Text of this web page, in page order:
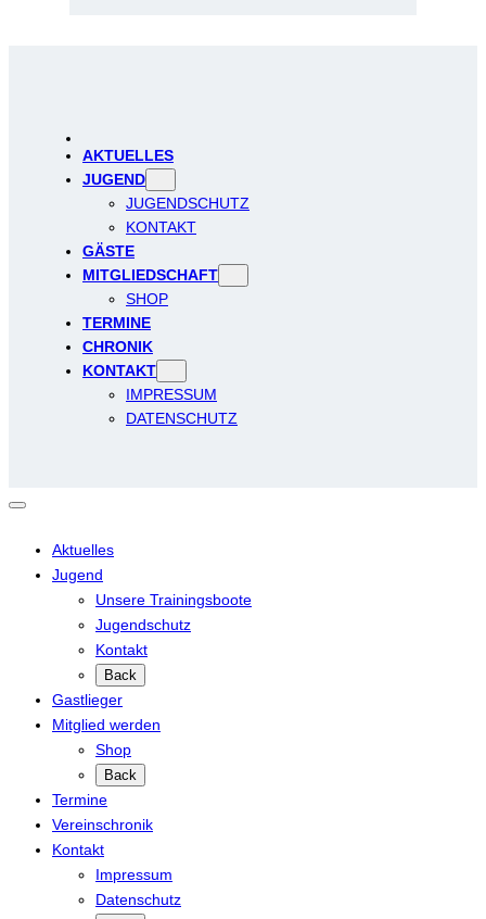
AKTUELLES
JUGEND
JUGENDSCHUTZ
KONTAKT
GÄSTE
MITGLIEDSCHAFT
SHOP
TERMINE
CHRONIK
KONTAKT
IMPRESSUM
DATENSCHUTZ
Aktuelles
Jugend
Unsere Trainingsboote
Jugendschutz
Kontakt
Back
Gastlieger
Mitglied werden
Shop
Back
Termine
Vereinschronik
Kontakt
Impressum
Datenschutz